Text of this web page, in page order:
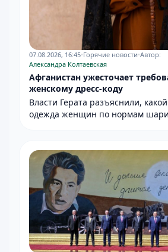
07.08.2026, 16:45•Горячие новости•Автор:
Александра Колтаевская
Афганистан ужесточает
женскому дресс-коду
Власти Герата разъяснили,
одежда женщин по нормам